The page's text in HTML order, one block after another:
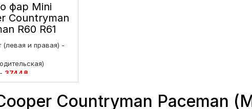
фар Mini
Countryman
R60 R61
(2010-2016)
левое
(левая и правая) -
3744 ₴
Countryman Paceman